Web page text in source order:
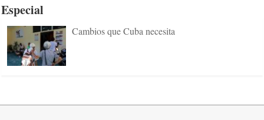
Especial
Cambios que Cuba necesita